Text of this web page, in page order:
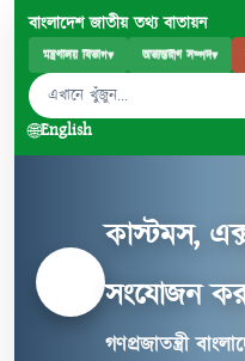
বাংলাদেশ জাতীয় তথ্য বাতায়ন
মন্ত্রণালয় বিভাগ▾ অভ্যন্তরীণ সম্পদ▾
🌐English
কাস্টমস,
সংযোজন কর
গণপ্রজাতন্ত্রী